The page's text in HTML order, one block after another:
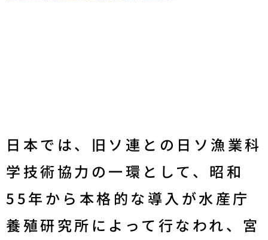
日本では、旧ソ連との日ソ漁業科
学技術協力の一環として、昭和
55年から本格的な導入が水産庁
養殖研究所によって行なわれ、宮